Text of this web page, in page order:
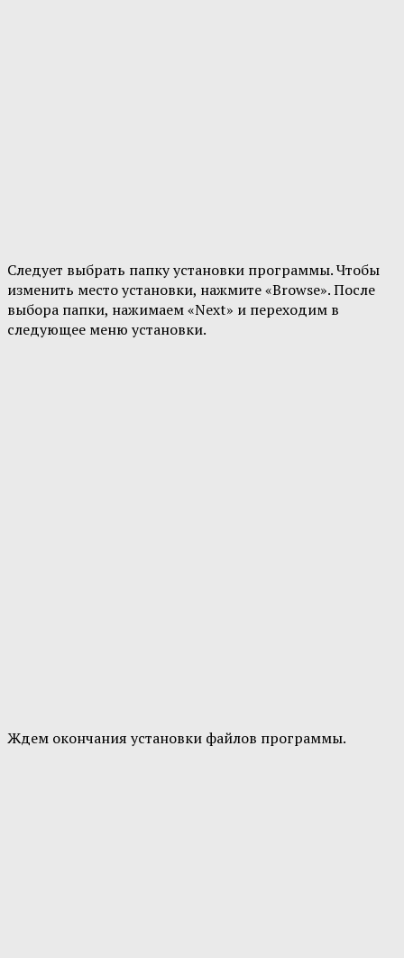
Следует выбрать папку установки программы. Чтобы
изменить место установки, нажмите «Browse». После
выбора папки, нажимаем «Next» и переходим в
следующее меню установки.
Ждем окончания установки файлов программы.